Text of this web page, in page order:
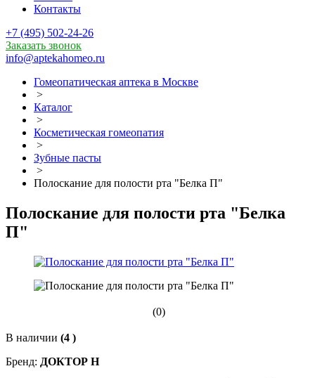
Контакты
+7 (495) 502-24-26
Заказать звонок
info@aptekahomeo.ru
Гомеопатическая аптека в Москве
>
Каталог
>
Косметическая гомеопатия
>
Зубные пасты
>
Полоскание для полости рта "Белка П"
Полоскание для полости рта "Белка
П"
(0)
В наличии (4 )
Бренд: ДОКТОР Н